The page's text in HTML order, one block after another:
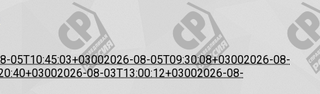
05T10:45:03+03002026-08-05T09:30:08+03002026-08-
2026-08-03T13:00:12+03002026-08-